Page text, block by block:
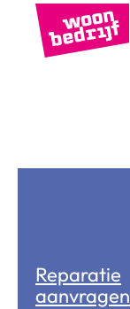
Welkom bij
Reparatie
aanvragen